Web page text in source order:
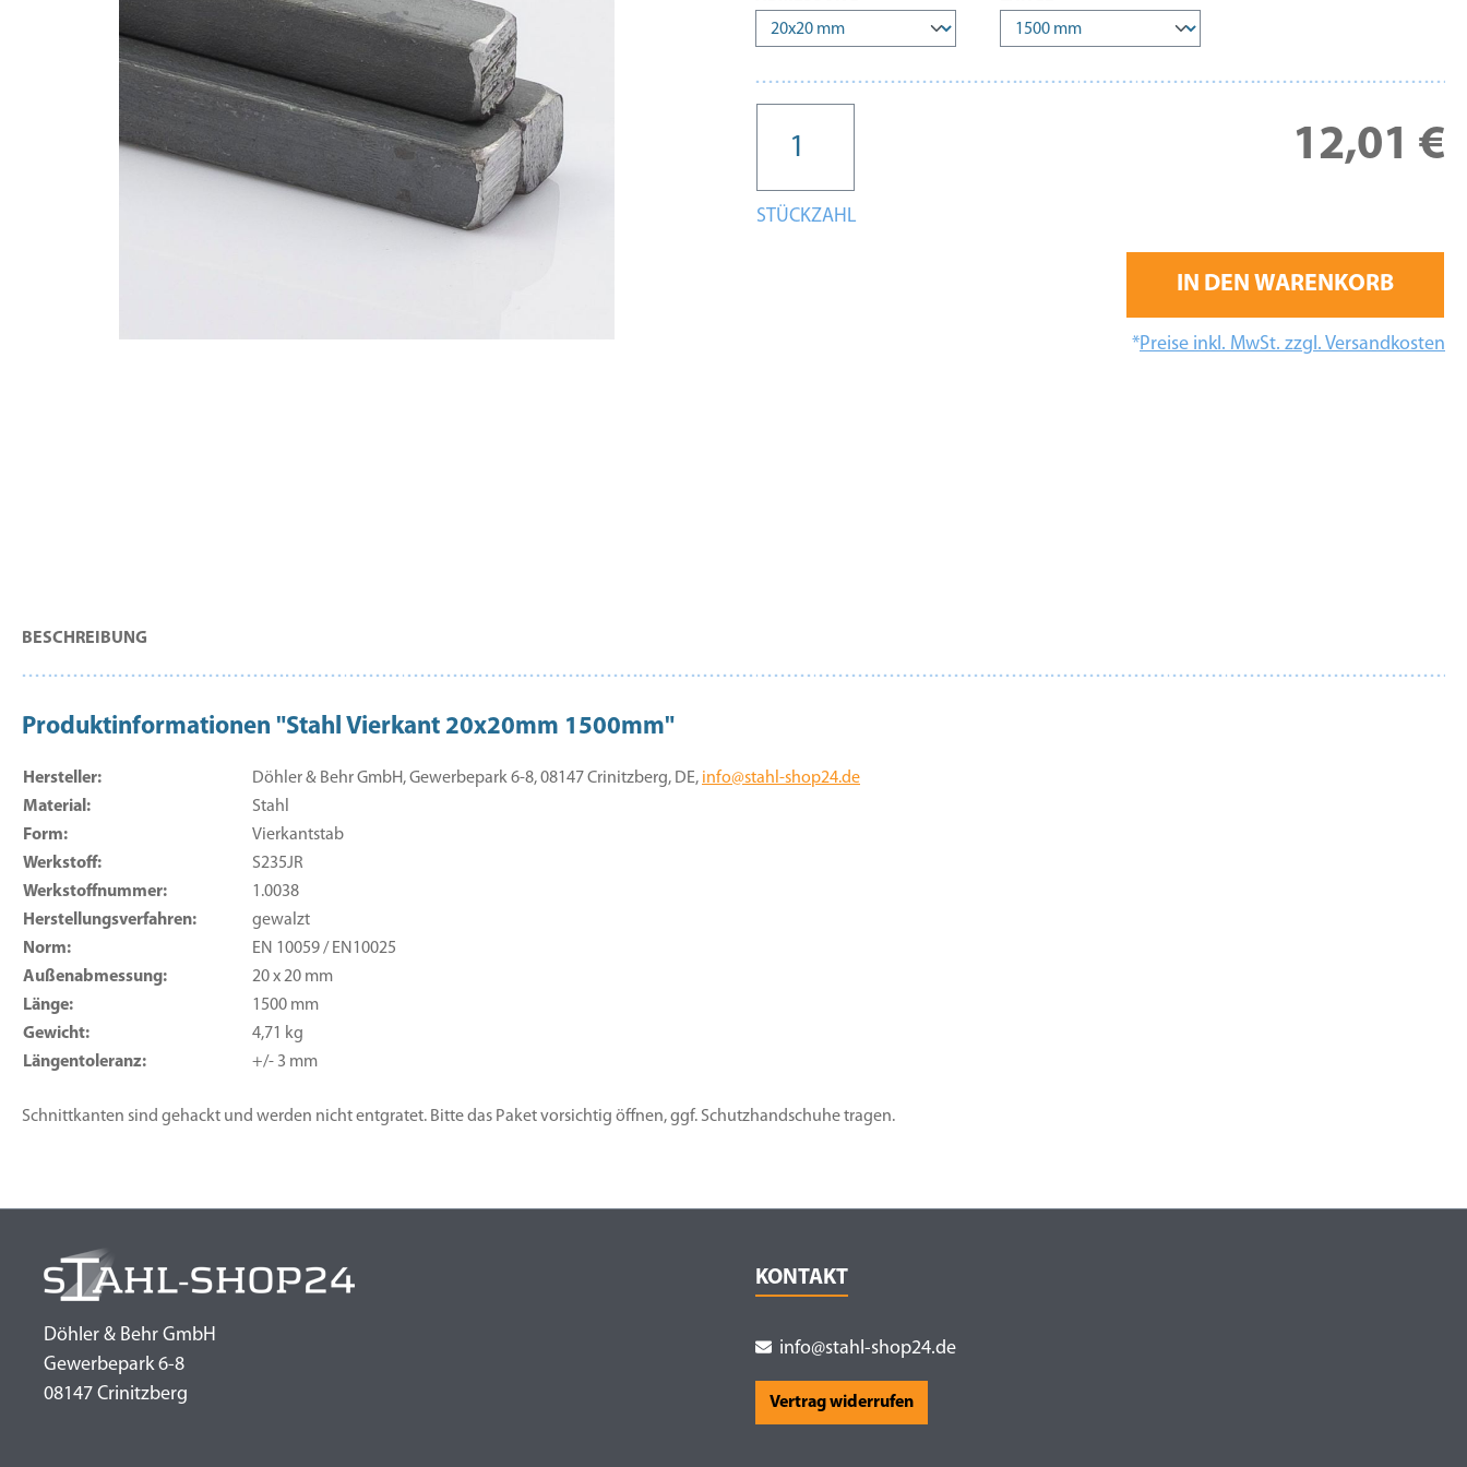
12,01 €
STÜCKZAHL
IN DEN WARENKORB
*Preise inkl. MwSt. zzgl. Versandkosten
BESCHREIBUNG
Produktinformationen "Stahl Vierkant 20x20mm 1500mm"
Hersteller: Döhler & Behr GmbH, Gewerbepark 6-8, 08147 Crinitzberg, DE, info@stahl-shop24.de
Material:
Stahl
Form:
Vierkantstab
Werkstoff:
S235JR
Werkstoffnummer:
1.0038
Herstellungsverfahren:
gewalzt
Norm:
EN 10059 / EN10025
Außenabmessung:
20 x 20 mm
Länge:
1500 mm
Gewicht:
4,71 kg
Längentoleranz:
+/- 3 mm
Schnittkanten sind gehackt und werden nicht entgratet. Bitte das Paket vorsichtig öffnen, ggf. Schutzhandschuhe tragen.
Döhler & Behr GmbH
Gewerbepark 6-8
08147 Crinitzberg
KONTAKT
info@stahl-shop24.de
Vertrag widerrufen